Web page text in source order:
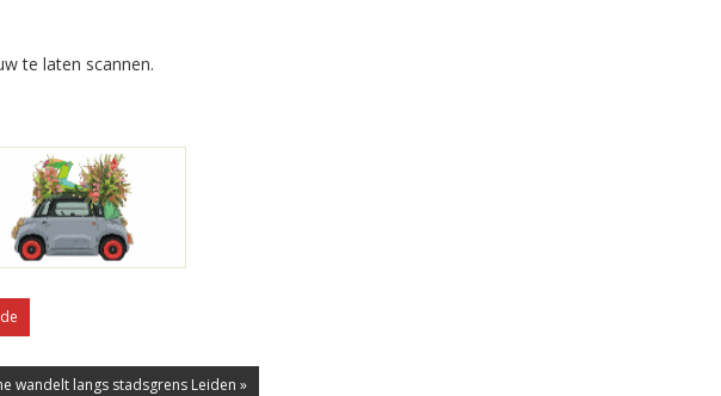
te laten scannen.
wandelt langs stadsgrens Leiden »